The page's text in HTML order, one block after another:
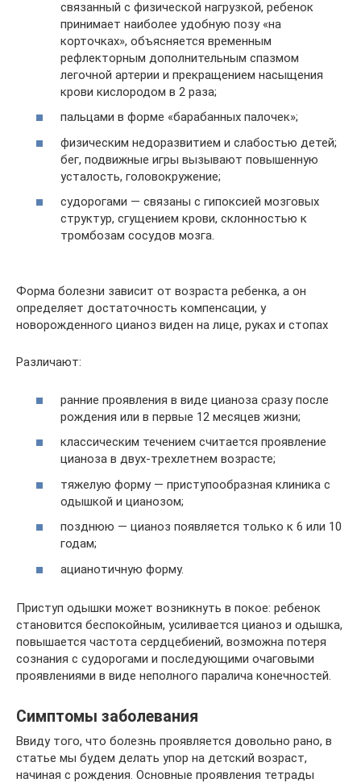
связанный с физической нагрузкой, ребенок
принимает наиболее удобную позу «на
корточках», объясняется временным
рефлекторным дополнительным спазмом
легочной артерии и прекращением насыщения
крови кислородом в 2 раза;
пальцами в форме «барабанных палочек»;
физическим недоразвитием и слабостью детей;
бег, подвижные игры вызывают повышенную
усталость, головокружение;
судорогами — связаны с гипоксией мозговых
структур, сгущением крови, склонностью к
тромбозам сосудов мозга.
Форма болезни зависит от возраста ребенка, а он
определяет достаточность компенсации, у
новорожденного цианоз виден на лице, руках и стопах
Различают:
ранние проявления в виде цианоза сразу после
рождения или в первые 12 месяцев жизни;
классическим течением считается проявление
цианоза в двух-трехлетнем возрасте;
тяжелую форму — приступообразная клиника с
одышкой и цианозом;
позднюю — цианоз появляется только к 6 или 10
годам;
ацианотичную форму.
Приступ одышки может возникнуть в покое: ребенок
становится беспокойным, усиливается цианоз и одышка,
повышается частота сердцебиений, возможна потеря
сознания с судорогами и последующими очаговыми
проявлениями в виде неполного паралича конечностей.
Симптомы заболевания
Ввиду того, что болезнь проявляется довольно рано, в
статье мы будем делать упор на детский возраст,
начиная с рождения. Основные проявления тетрады